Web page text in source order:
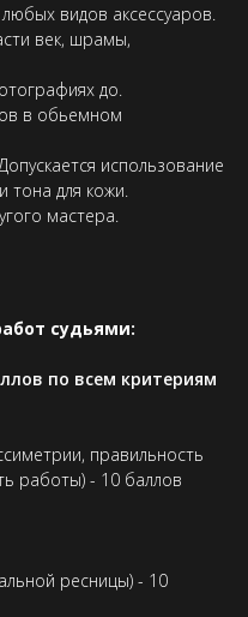
видов аксессуаров.
век, шрамы,
до.
в обьемном
использование
тона для кожи.
мастера.
судьями:
по всем критериям
правильность
работы) - 10 баллов
ресницы) - 10